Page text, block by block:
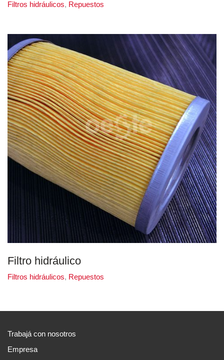
Filtros hidráulicos, Repuestos
Filtro hidráulico
Filtros hidráulicos, Repuestos
Trabajá con nosotros
Empresa